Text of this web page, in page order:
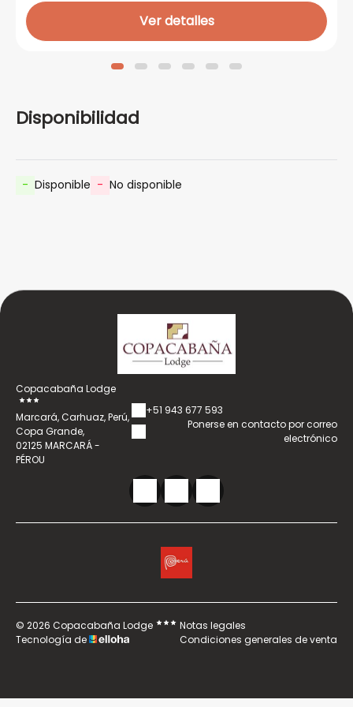
Ver detalles
Disponibilidad
- Disponible - No disponible
Copacabaña Lodge
Marcará, Carhuaz, Perú,
Copa Grande,
02125 MARCARÁ -
PÉROU
+51 943 677 593
Ponerse en contacto por correo
electrónico
© 2026 Copacabaña Lodge
Tecnología de
Notas legales
Condiciones generales de venta